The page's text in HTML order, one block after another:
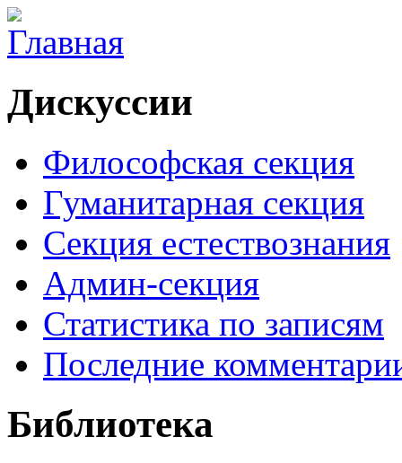
Дискуссии
Философская секция
Гуманитарная секция
Секция естествознания
Админ-секция
Статистика по записям
Последние
Библиотека